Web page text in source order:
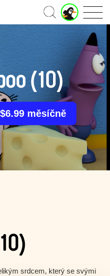
J
u
č
t
(10)
měsíčně
srdcem, který se svými